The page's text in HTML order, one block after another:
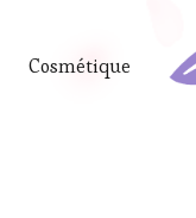
Cosmétique